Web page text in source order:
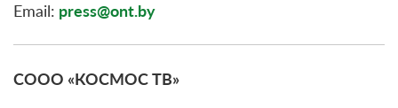
Email: press@ont.by
СООО «КОСМОС ТВ»